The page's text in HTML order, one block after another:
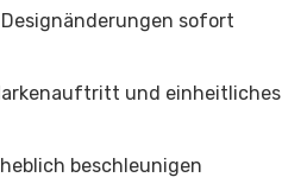
sofort
und einheitliches
beschleunigen